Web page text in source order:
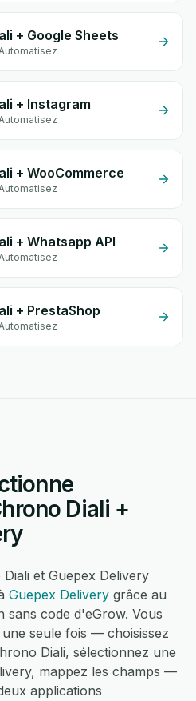
+ Google Sheets
+ Instagram
+ WooCommerce
+ Whatsapp API
+ PrestaShop
Diali +
et Guepex Delivery
Guepex Delivery grâce au
sans code d'eGrow. Vous
seule fois — choisissez
Diali, sélectionnez une
mappez les champs —
applications